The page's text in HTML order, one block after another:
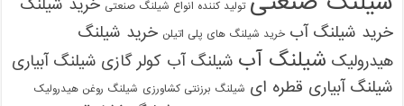
تولید کننده انواع شیلنگ صنعتی
خرید شیلنگ آب خرید شیلنگ های پلی اتیلن خرید شیلنگ
هیدرولیک شیلنگ آب شیلنگ آب کولر گازی شیلنگ آبیاری
شیلنگ آبیاری قطره ای شیلنگ برزنتی کشاورزی شیلنگ روغن هیدرولیک